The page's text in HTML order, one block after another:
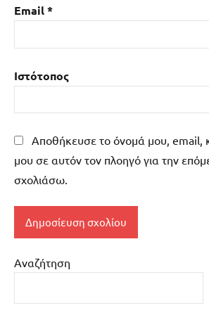
Email*
Ιστότοπος
Αποθήκευσε το όνομά μου, email,
μου σε αυτόν τον πλοηγό για την
σχολιάσω.
Αναζήτηση